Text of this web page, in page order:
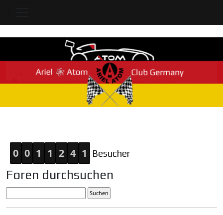
0 0 1 1 2 4 1 Besucher
Foren durchsuchen